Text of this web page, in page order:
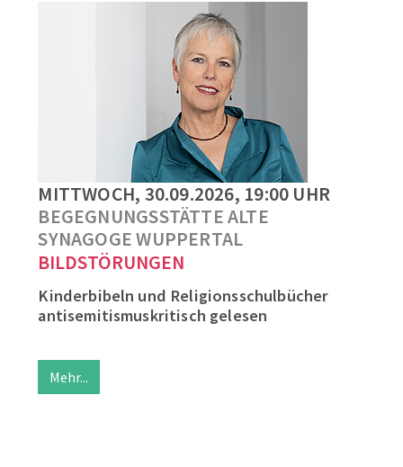
MITTWOCH, 30.09.2026, 19:00 UHR
BEGEGNUNGSSTÄTTE ALTE
SYNAGOGE WUPPERTAL
BILDSTÖRUNGEN
Kinderbibeln und Religionsschulbücher
antisemitismuskritisch gelesen
Mehr...